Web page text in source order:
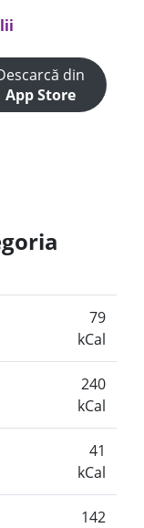
din
App Store
79
kCal
240
kCal
41
kCal
142